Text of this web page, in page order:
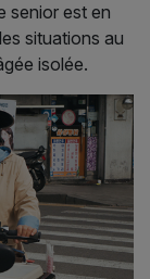
senior est en
situations au
isolée.